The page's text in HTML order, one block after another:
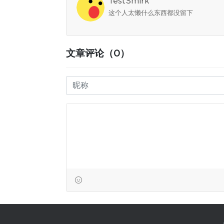
这个人太懒什么东西都没留下
文章评论（0）